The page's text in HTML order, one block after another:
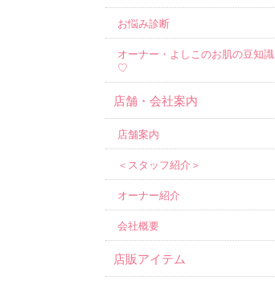
お悩み診断
オーナー・よしこのお肌の豆知識
♡
店舗・会社案内
店舗案内
＜スタッフ紹介＞
オーナー紹介
会社概要
店販アイテム